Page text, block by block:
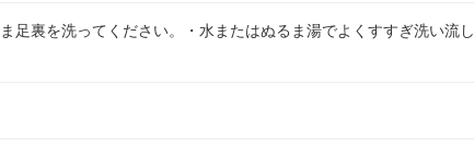
足裏を洗ってください。・水またはぬるま湯でよくすすぎ洗い流し